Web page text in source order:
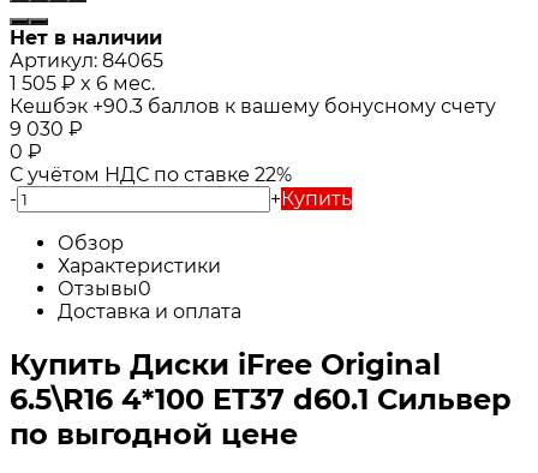
Нет в наличии
Артикул: 84065
1 505 ₽ x 6 мес.
Кешбэк +90.3 баллов к вашему бонусному счету
9 030 ₽
0 ₽
С учётом НДС по ставке 22%
-
+Купить
Обзор
Характеристики
Отзывы0
Доставка и оплата
Купить Диски iFree Original
6.5\R16 4*100 ET37 d60.1 Сильвер
по выгодной цене